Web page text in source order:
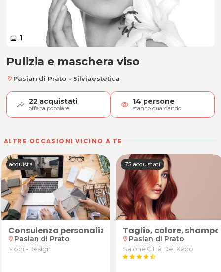
image 1
Pulizia e maschera viso
Pulizia e maschera viso
location_on Pasian di Prato - Silviaestetica
22 acquistati
offerta popolare visibility 14 persone
stanno guardando
ALTRE OCCASIONI VICINO A TE
e igiene + eventuale smacchiamento presso
per ristrutturazione e arredo casa su
acquista
Consulenza personalizzata per ristrutturazione
location_on Pasian di Prato
Mobil-Design
75 acquistati
Taglio, colore,
location_on Pasian di Prato
Salone Città Del Kapo
starstarstarstarstar_half